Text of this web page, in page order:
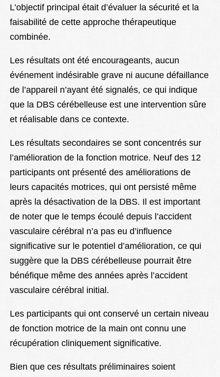
L’objectif principal était d’évaluer la sécurité et la
faisabilité de cette approche thérapeutique
combinée.
Les résultats ont été encourageants, aucun
événement indésirable grave ni aucune défaillance
de l’appareil n’ayant été signalés, ce qui indique
que la DBS cérébelleuse est une intervention sûre
et réalisable dans ce contexte.
Les résultats secondaires se sont concentrés sur
l’amélioration de la fonction motrice. Neuf des 12
participants ont présenté des améliorations de
leurs capacités motrices, qui ont persisté même
après la désactivation de la DBS. Il est important
de noter que le temps écoulé depuis l’accident
vasculaire cérébral n’a pas eu d’influence
significative sur le potentiel d’amélioration, ce qui
suggère que la DBS cérébelleuse pourrait être
bénéfique même des années après l’accident
vasculaire cérébral initial.
Les participants qui ont conservé un certain niveau
de fonction motrice de la main ont connu une
récupération cliniquement significative.
Bien que ces résultats préliminaires soient